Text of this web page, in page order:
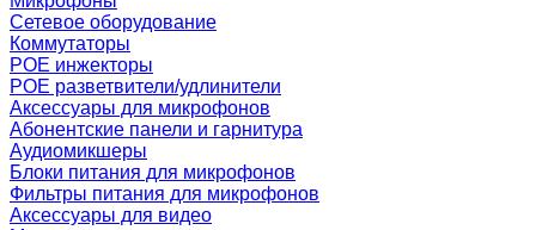
Сетевое оборудование
Коммутаторы
POE инжекторы
POE разветвители/удлинители
Аксессуары для микрофонов
Абонентские панели и гарнитура
Аудиомикшеры
Блоки питания для микрофонов
Фильтры питания для микрофонов
Аксессуары для видео